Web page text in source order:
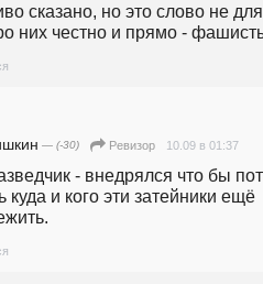
сказано, но это слово не для
них честно и прямо -
— (-30) Ревизор 10.09 в 01:37
- внедрялся что бы
и кого эти затейники ещё